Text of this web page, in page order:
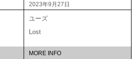
2023年9月27日
ユーズ
Lost
MORE INFO